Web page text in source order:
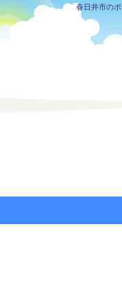
春日井市の